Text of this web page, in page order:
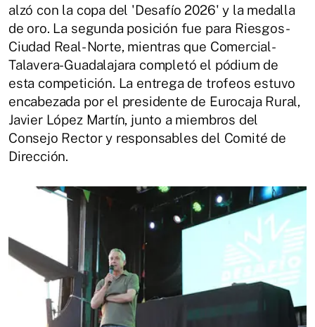
alzó con la copa del 'Desafío 2026' y la medalla
de oro. La segunda posición fue para Riesgos-
Ciudad Real- Norte, mientras que Comercial-
Talavera-Guadalajara completó el pódium de
esta competición. La entrega de trofeos estuvo
encabezada por el presidente de Eurocaja Rural,
Javier López Martín, junto a miembros del
Consejo Rector y responsables del Comité de
Dirección.